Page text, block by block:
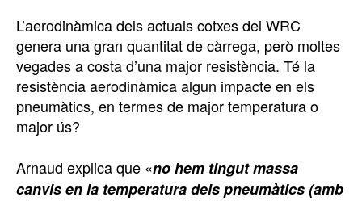
L’aerodinàmica dels actuals cotxes del WRC
genera una gran quantitat de càrrega, però moltes
vegades a costa d’una major resistència. Té la
resistència aerodinàmica algun impacte en els
pneumàtics, en termes de major temperatura o
major ús?
Arnaud explica que «no hem tingut massa
canvis en la temperatura dels pneumàtics (amb